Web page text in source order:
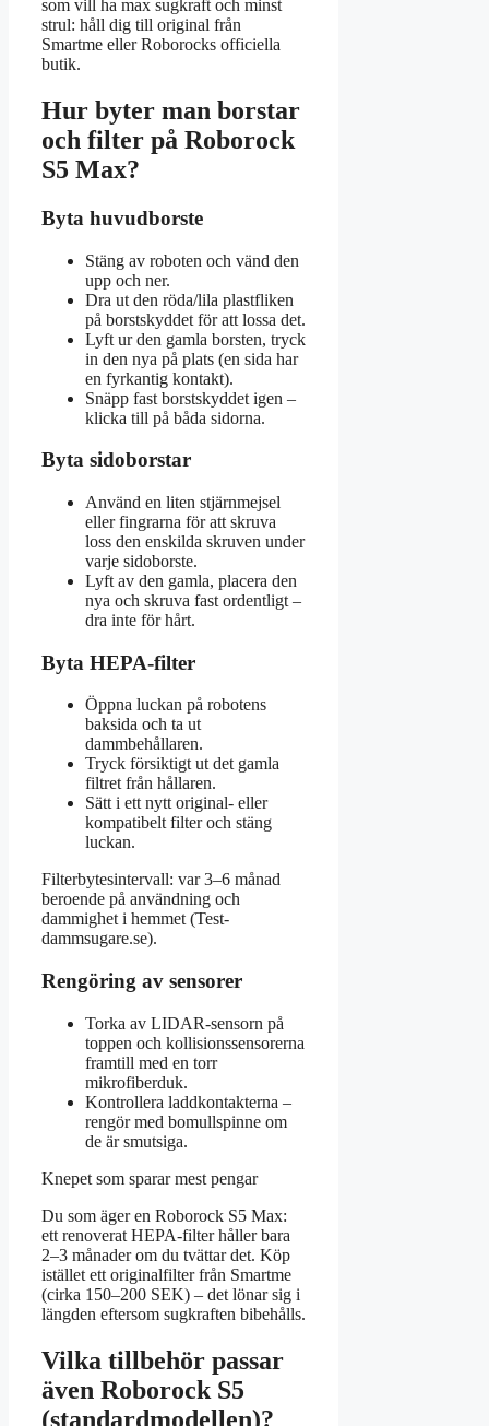
som vill ha max sugkraft och minst
strul: håll dig till original från
Smartme eller Roborocks officiella
butik.
Hur byter man borstar
och filter på Roborock
S5 Max?
Byta huvudborste
Stäng av roboten och vänd den
upp och ner.
Dra ut den röda/lila plastfliken
på borstskyddet för att lossa det.
Lyft ur den gamla borsten, tryck
in den nya på plats (en sida har
en fyrkantig kontakt).
Snäpp fast borstskyddet igen –
klicka till på båda sidorna.
Byta sidoborstar
Använd en liten stjärnmejsel
eller fingrarna för att skruva
loss den enskilda skruven under
varje sidoborste.
Lyft av den gamla, placera den
nya och skruva fast ordentligt –
dra inte för hårt.
Byta HEPA-filter
Öppna luckan på robotens
baksida och ta ut
dammbehållaren.
Tryck försiktigt ut det gamla
filtret från hållaren.
Sätt i ett nytt original- eller
kompatibelt filter och stäng
luckan.
Filterbytesintervall: var 3–6 månad
beroende på användning och
dammighet i hemmet (Test-
dammsugare.se).
Rengöring av sensorer
Torka av LIDAR-sensorn på
toppen och kollisionssensorerna
framtill med en torr
mikrofiberduk.
Kontrollera laddkontakterna –
rengör med bomullspinne om
de är smutsiga.
Knepet som sparar mest pengar
Du som äger en Roborock S5 Max:
ett renoverat HEPA-filter håller bara
2–3 månader om du tvättar det. Köp
istället ett originalfilter från Smartme
(cirka 150–200 SEK) – det lönar sig i
längden eftersom sugkraften bibehålls.
Vilka tillbehör passar
även Roborock S5
(standardmodellen)?